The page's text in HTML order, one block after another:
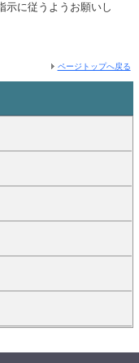
に従うようお願いし
ページトップへ戻る